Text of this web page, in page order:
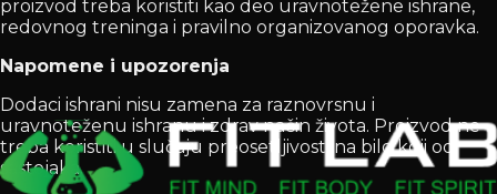
proizvod treba koristiti kao deo uravnotežene ishrane,
redovnog treninga i pravilno organizovanog oporavka.
Napomene i upozorenja
Dodaci ishrani nisu zamena za raznovrsnu i
uravnoteženu ishranu i zdrav način života. Proizvod ne
treba koristiti u slučaju preosetljivosti na bilo koji od
sastojaka.